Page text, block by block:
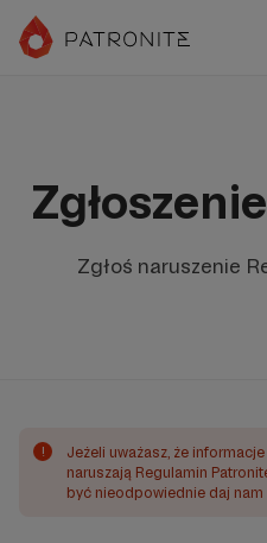
Zgłoś naruszenie
!
Jeżeli uważasz, że
naruszają Regulamin
być nieodpowiednie daj nam